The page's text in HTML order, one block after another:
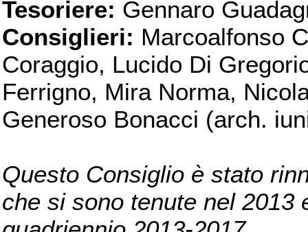
Tesoriere: Gennaro
Consiglieri: Marcoalfonso
Coraggio, Lucido Di
Ferrigno, Mira Norma,
Generoso Bonacci (arch.
Questo Consiglio è stato
che si sono tenute nel 2013